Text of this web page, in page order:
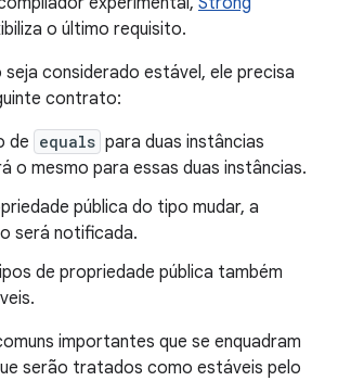
o último requisito.
seja considerado estável, ele precisa
contrato:
de equals para duas instâncias
o mesmo para essas duas instâncias.
pública do tipo mudar, a
será notificada.
de propriedade pública também
importantes que se enquadram
serão tratados como estáveis pelo